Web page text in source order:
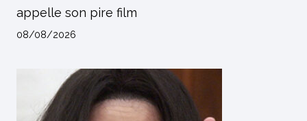
appelle son pire film
08/08/2026